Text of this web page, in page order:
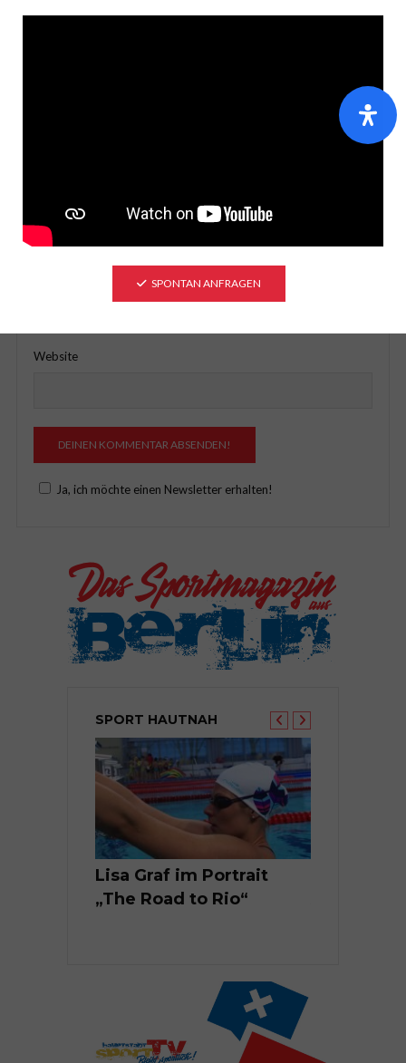
Website
Ja, ich möchte einen Newsletter erhalten!
SPORT HAUTNAH
Lisa Graf im Portrait
„The Road to Rio“
SPONTAN ANFRAGEN